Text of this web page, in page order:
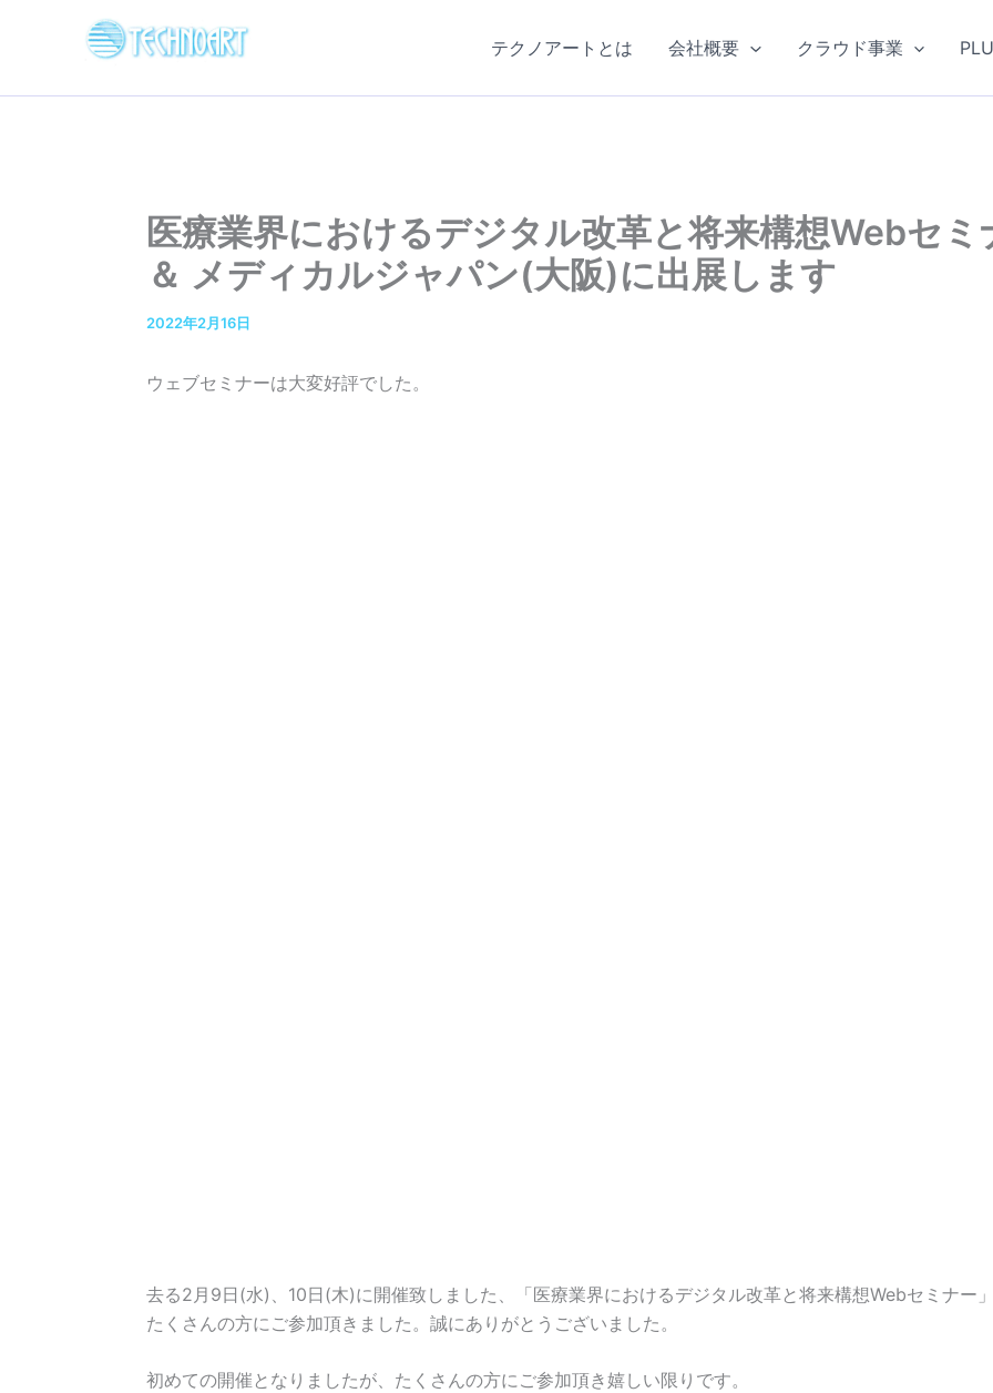
ス
テクノアートとは 会社概要 クラウド事業
医療業界におけるデジタル改革と将来構想Webセ
＆ メディカルジャパン(大阪)に出展します
2022年2月16日
ウェブセミナーは大変好評でした。
去る2月9日(水)、10日(木)に開催致しました、「医療業界におけるデジタル改革と将来構想Webセミナー
たくさんの方にご参加頂きました。誠にありがとうございました。
初めての開催となりましたが、たくさんの方にご参加頂き嬉しい限りです。